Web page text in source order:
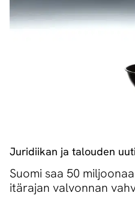
Juridiikan ja talouden
Suomi saa 50
itärajan valvonnan